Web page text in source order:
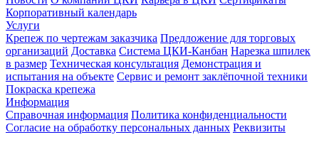
Корпоративный календарь
Услуги
Крепеж по чертежам заказчика Предложение для торговых
организаций Доставка Система ЦКИ-Канбан Нарезка шпилек
в размер Техническая консультация Демонстрация и
испытания на объекте Сервис и ремонт заклёпочной техники
Покраска крепежа
Информация
Справочная информация Политика конфиденциальности
Согласие на обработку персональных данных Реквизиты